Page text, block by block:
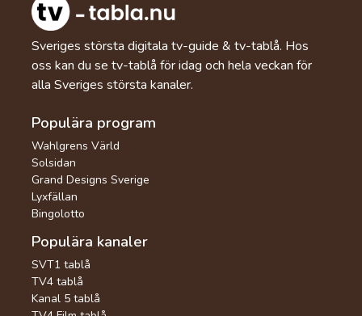
Sveriges största digitala tv-guide & tv-tablå. Hos
oss kan du se tv-tablå för idag och hela veckan för
alla Sveriges största kanaler.
Populära program
Wahlgrens Värld
Solsidan
Grand Designs Sverige
Lyxfällan
Bingolotto
Populära kanaler
SVT1 tablå
TV4 tablå
Kanal 5 tablå